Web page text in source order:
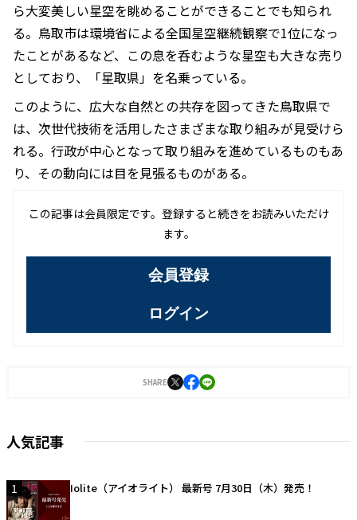
ら大変美しい星空を眺めることができることでも知られ
る。鳥取市は環境省による全国星空継続観察で1位になっ
たことがあるなど、この息を呑むような星空も大きな売り
としており、「星取県」を名乗っている。
このように、広大な自然との共存を図ってきた鳥取県で
は、次世代技術を活用したさまざまな取り組みが見受けら
れる。行政が中心となって取り組みを進めているものもあ
り、その動向には目を見張るものがある。
この記事は会員限定です。登録すると続きをお読みいただけ
ます。
会員登録
ログイン
SHARE
人気記事
1 Iolite（アイオライト） 最新号 7月30日（木）発売！